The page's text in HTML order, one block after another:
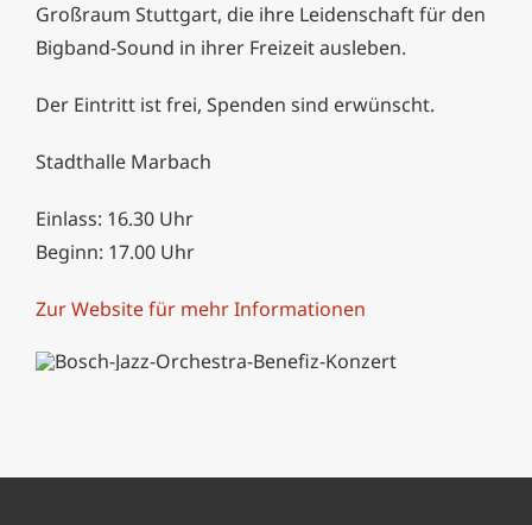
Großraum Stuttgart, die ihre Leidenschaft für den
Bigband-Sound in ihrer Freizeit ausleben.
Der Eintritt ist frei, Spenden sind erwünscht.
Stadthalle Marbach
Einlass: 16.30 Uhr
Beginn: 17.00 Uhr
Zur Website für mehr Informationen